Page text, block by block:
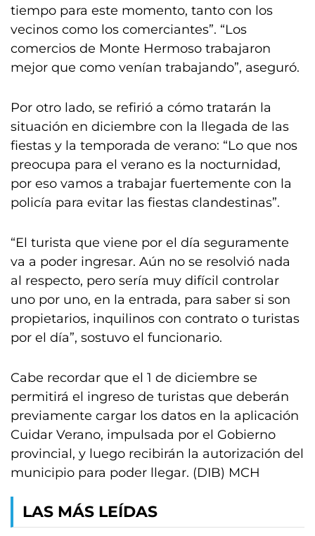
tiempo para este momento, tanto con los
vecinos como los comerciantes”. “Los
comercios de Monte Hermoso trabajaron
mejor que como venían trabajando”, aseguró.
Por otro lado, se refirió a cómo tratarán la
situación en diciembre con la llegada de las
fiestas y la temporada de verano: “Lo que nos
preocupa para el verano es la nocturnidad,
por eso vamos a trabajar fuertemente con la
policía para evitar las fiestas clandestinas”.
“El turista que viene por el día seguramente
va a poder ingresar. Aún no se resolvió nada
al respecto, pero sería muy difícil controlar
uno por uno, en la entrada, para saber si son
propietarios, inquilinos con contrato o turistas
por el día”, sostuvo el funcionario.
Cabe recordar que el 1 de diciembre se
permitirá el ingreso de turistas que deberán
previamente cargar los datos en la aplicación
Cuidar Verano, impulsada por el Gobierno
provincial, y luego recibirán la autorización del
municipio para poder llegar. (DIB) MCH
LAS MÁS LEÍDAS